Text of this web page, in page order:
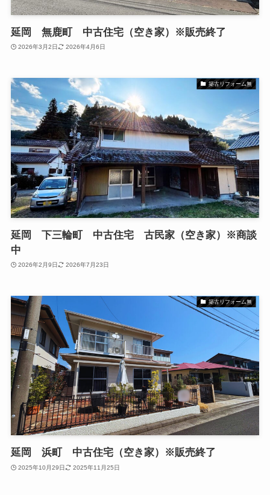
延岡 無鹿町 中古住宅（空き家）※販売終了
2026年3月2日 2026年4月6日
築古リフォーム無
延岡 下三輪町 中古住宅 古民家（空き家）※商談
中
2026年2月9日 2026年7月23日
築古リフォーム無
延岡 浜町 中古住宅（空き家）※販売終了
2025年10月29日 2025年11月25日